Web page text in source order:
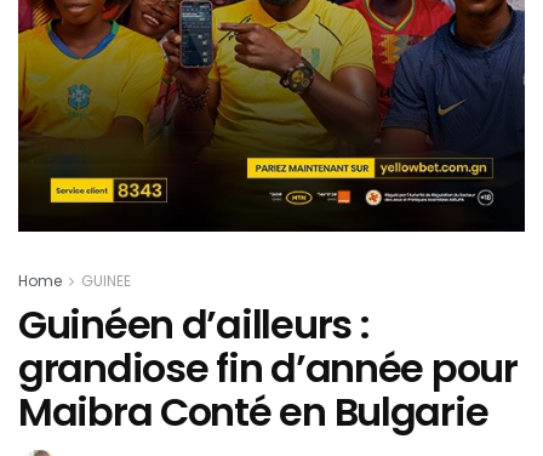
Home GUINEE
Guinéen d’ailleurs :
grandiose fin d’année pour
Maibra Conté en Bulgarie